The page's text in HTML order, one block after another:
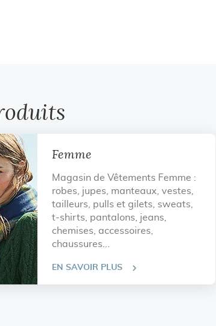
Femme
Magasin de Vêtements Femme :
robes, jupes, manteaux, vestes,
tailleurs, pulls et gilets, sweats,
t-shirts, pantalons, jeans,
chemises, accessoires,
chaussures...
EN SAVOIR PLUS